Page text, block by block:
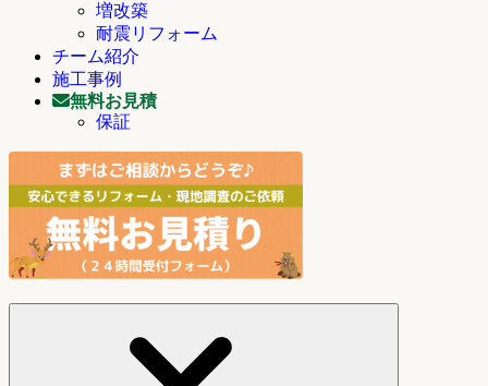
増改築
耐震リフォーム
チーム紹介
施工事例
無料お見積
保証